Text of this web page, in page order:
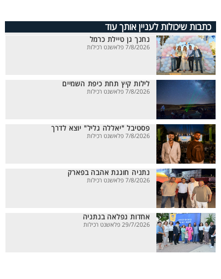
כתבות שיכולות לעניין אותך עוד
נחנך גן טיילת כרמל
7/8/2026 פלאשנט רכילות
לילות קיץ תחת כיפת השמיים
7/8/2026 פלאשנט רכילות
פסטיבל "יאללה גליל" יוצא לדרך
7/8/2026 פלאשנט רכילות
נתניה חוגגת אהבה בפארק
7/8/2026 פלאשנט רכילות
אחדות נפלאה בנתניה
29/7/2026 פלאשנט רכילות